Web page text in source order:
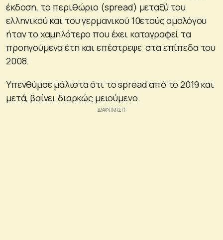
έκδοση, το περιθώριο (spread) μεταξύ του
ελληνικού και του γερμανικού 10ετούς ομολόγου
ήταν το χαμηλότερο που έχει καταγραφεί τα
προηγούμενα έτη και επέστρεψε στα επίπεδα του
2008.
Υπενθύμσε μάλιστα ότι το spread από το 2019 και
μετά, βαίνει διαρκώς μειούμενο.